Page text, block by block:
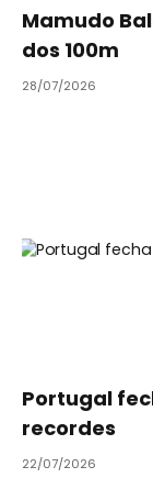
Mamudo
dos 100m
28/07/2026
Portugal
recordes
22/07/2026